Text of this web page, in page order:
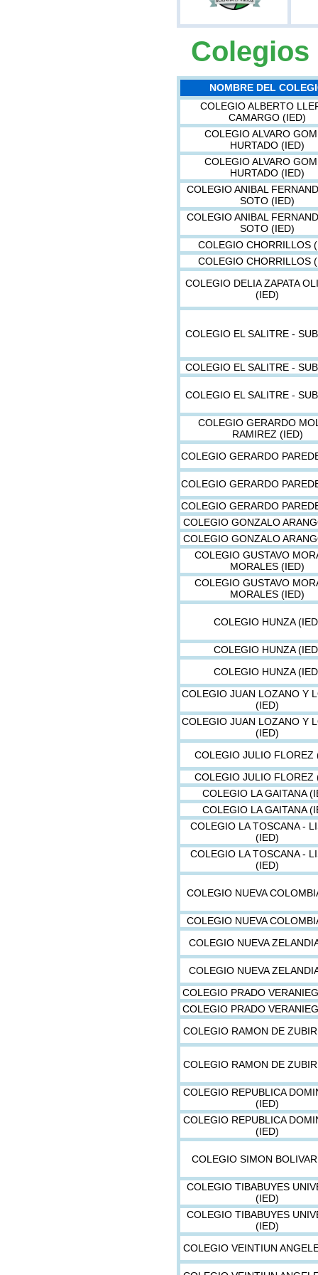
NOMBRE DEL
COLEGIO ALBERTO
CAMARGO (IED)
COLEGIO ALVARO
HURTADO (IED)
COLEGIO ALVARO
HURTADO (IED)
COLEGIO ANIBAL
SOTO (IED)
COLEGIO ANIBAL
SOTO (IED)
COLEGIO CHORRILLOS
COLEGIO CHORRILLOS
COLEGIO DELIA ZAPATA
(IED)
COLEGIO EL SALITRE -
COLEGIO EL SALITRE -
COLEGIO EL SALITRE -
COLEGIO GERARDO
RAMIREZ (IED)
COLEGIO GERARDO
COLEGIO GERARDO
COLEGIO GERARDO
COLEGIO GONZALO
COLEGIO GONZALO
COLEGIO GUSTAVO
MORALES (IED)
COLEGIO GUSTAVO
MORALES (IED)
COLEGIO HUNZA
COLEGIO HUNZA
COLEGIO HUNZA
COLEGIO JUAN LOZANO Y
(IED)
COLEGIO JUAN LOZANO Y
(IED)
COLEGIO JULIO FLOREZ
COLEGIO JULIO FLOREZ
COLEGIO LA GAITANA
COLEGIO LA GAITANA
COLEGIO LA TOSCANA -
(IED)
COLEGIO LA TOSCANA -
(IED)
COLEGIO NUEVA
COLEGIO NUEVA
COLEGIO NUEVA
COLEGIO NUEVA
COLEGIO PRADO
COLEGIO PRADO
COLEGIO RAMON DE
COLEGIO RAMON DE
COLEGIO REPUBLICA
(IED)
COLEGIO REPUBLICA
(IED)
COLEGIO SIMON
COLEGIO TIBABUYES
(IED)
COLEGIO TIBABUYES
(IED)
COLEGIO VEINTIUN